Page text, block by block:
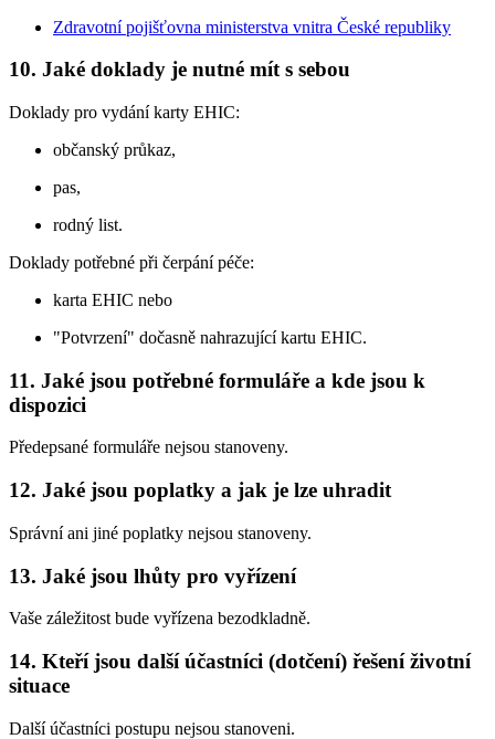
Zdravotní pojišťovna ministerstva vnitra České republiky
10. Jaké doklady je nutné mít s sebou
Doklady pro vydání karty EHIC:
občanský průkaz,
pas,
rodný list.
Doklady potřebné při čerpání péče:
karta EHIC nebo
"Potvrzení" dočasně nahrazující kartu EHIC.
11. Jaké jsou potřebné formuláře a kde jsou k
dispozici
Předepsané formuláře nejsou stanoveny.
12. Jaké jsou poplatky a jak je lze uhradit
Správní ani jiné poplatky nejsou stanoveny.
13. Jaké jsou lhůty pro vyřízení
Vaše záležitost bude vyřízena bezodkladně.
14. Kteří jsou další účastníci (dotčení) řešení životní
situace
Další účastníci postupu nejsou stanoveni.